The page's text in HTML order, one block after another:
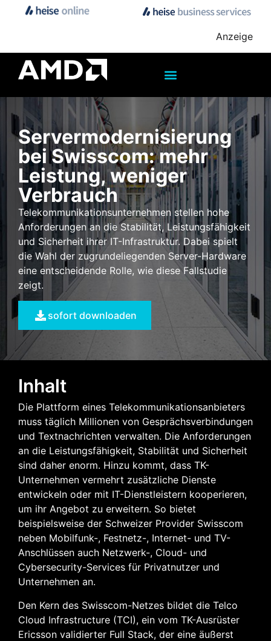
Anzeige
Servermodernisierung
bei Swisscom: mehr
Leistung, weniger
Verbrauch
Telekommunikationsunternehmen stellen hohe
Anforderungen an die Stabilität, Leistungsfähigkeit
und Sicherheit ihrer IT-Infrastruktur. Dabei spielt
die Wahl der zugrundeliegenden Server-Hardware
eine entscheidende Rolle, wie diese Fallstudie
zeigt.
sofort downloaden
Inhalt
Die Plattform eines Telekommunikationsanbieters
muss täglich Millionen von Gesprächsverbindungen
und Textnachrichten verwalten. Die Anforderungen
an die Leistungsfähigkeit, Stabilität und Sicherheit
sind daher enorm. Hinzu kommt, dass TK-
Unternehmen vermehrt zusätzliche Dienste
entwickeln oder mit IT-Dienstleistern kooperieren,
um ihr Angebot zu erweitern. So bietet
beispielsweise der Schweizer Provider Swisscom
neben Mobilfunk-, Festnetz-, Internet- und TV-
Anschlüssen auch Netzwerk-, Cloud- und
Cybersecurity-Services für Privatnutzer und
Unternehmen an.
Den Kern des Swisscom-Netzes bildet die Telco
Cloud Infrastructure (TCI), ein vom TK-Ausrüster
Ericsson validierter Full Stack, der eine äußerst